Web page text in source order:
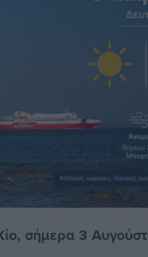
σήμερα 3